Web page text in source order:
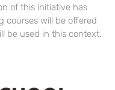
of this initiative has
courses will be offered
be used in this context.